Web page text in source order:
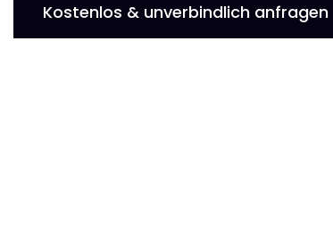
Kostenlos & unverbindlich anfragen